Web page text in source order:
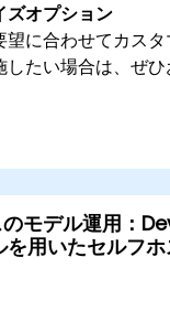
ズオプション
望に合わせてカス
したい場合は、ぜ
モデル運用：
用いたセルフ
ーニング、ガバ